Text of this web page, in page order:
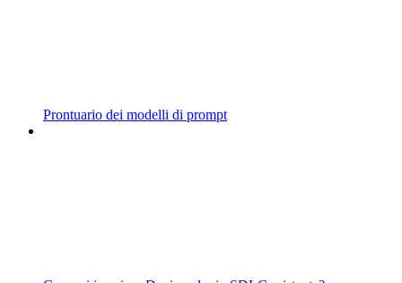
Prontuario dei modelli di prompt